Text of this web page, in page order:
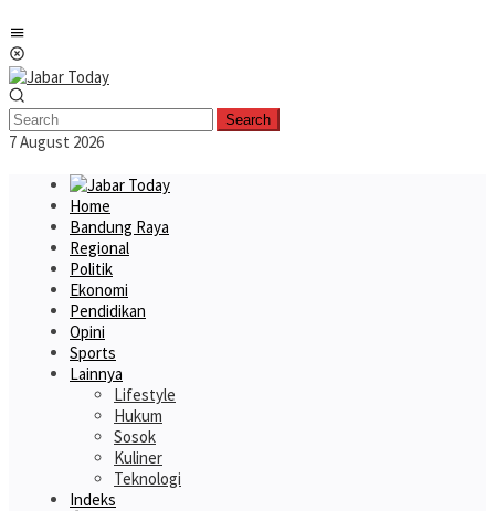
to
content
Search
7 August 2026
Home
Bandung Raya
Regional
Politik
Ekonomi
Pendidikan
Opini
Sports
Lainnya
Lifestyle
Hukum
Sosok
Kuliner
Teknologi
Indeks